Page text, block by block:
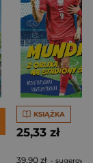
KSIĄŻKA
25,33 zł
39,90 zł -